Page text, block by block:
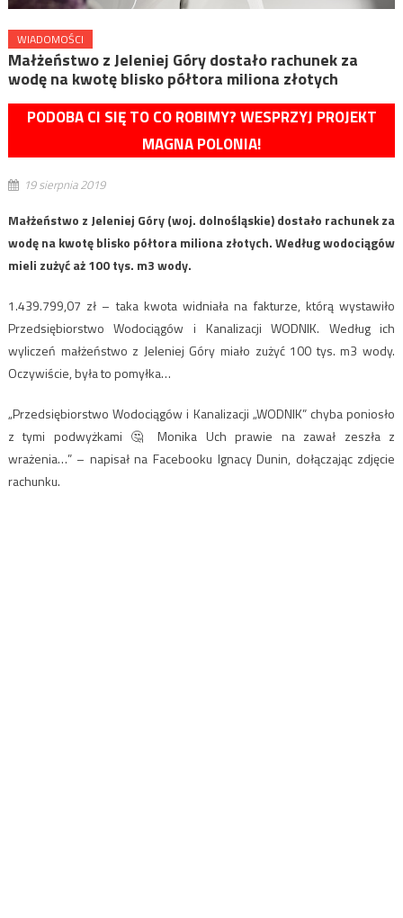
WIADOMOŚCI
Małżeństwo z Jeleniej Góry dostało rachunek za
wodę na kwotę blisko półtora miliona złotych
PODOBA CI SIĘ TO CO ROBIMY? WESPRZYJ PROJEKT
MAGNA POLONIA!
19 sierpnia 2019
Małżeństwo z Jeleniej Góry (woj. dolnośląskie) dostało rachunek za
wodę na kwotę blisko półtora miliona złotych. Według wodociągów
mieli zużyć aż 100 tys. m3 wody.
1.439.799,07 zł – taka kwota widniała na fakturze, którą wystawiło
Przedsiębiorstwo Wodociągów i Kanalizacji WODNIK. Według ich
wyliczeń małżeństwo z Jeleniej Góry miało zużyć 100 tys. m3 wody.
Oczywiście, była to pomyłka…
„Przedsiębiorstwo Wodociągów i Kanalizacji „WODNIK” chyba poniosło
z tymi podwyżkami 🤔 Monika Uch prawie na zawał zeszła z
wrażenia…” – napisał na Facebooku Ignacy Dunin, dołączając zdjęcie
rachunku.